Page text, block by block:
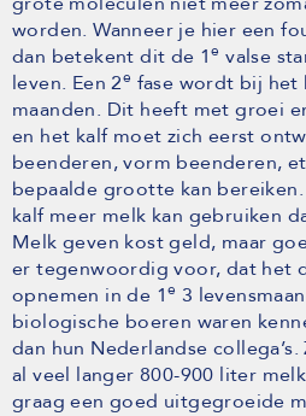
worden. Wanneer je hier een
dan betekent dit de 1e valse
leven. Een 2e fase wordt bij het
maanden. Dit heeft met groei
en het kalf moet zich eerst
beenderen, vorm beenderen,
bepaalde grootte kan
kalf meer melk kan gebruiken
Melk geven kost geld, maar
er tegenwoordig voor, dat het
opnemen in de 1e 3
biologische boeren waren
dan hun Nederlandse
al veel langer 800-900 liter
graag een goed uitgegroeide